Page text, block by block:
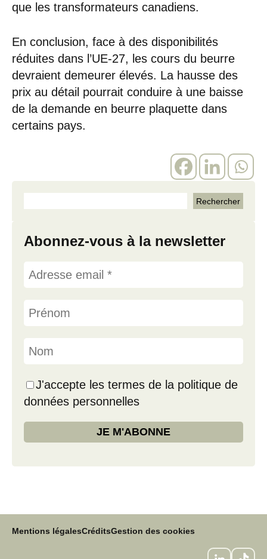
que les transformateurs canadiens.
En conclusion, face à des disponibilités
réduites dans l’UE-27, les cours du beurre
devraient demeurer élevés. La hausse des
prix au détail pourrait conduire à une baisse
de la demande en beurre plaquette dans
certains pays.
Abonnez-vous à la newsletter
J'accepte les termes de la politique de
données personnelles
Mentions légalesCréditsGestion des cookies